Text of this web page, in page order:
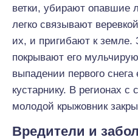
ветки, убирают опавшие
легко связывают
их, и пригибают к земле.
покрывают его
выпадении первого
кустарнику. В регионах
молодой крыжовник
Вредители и